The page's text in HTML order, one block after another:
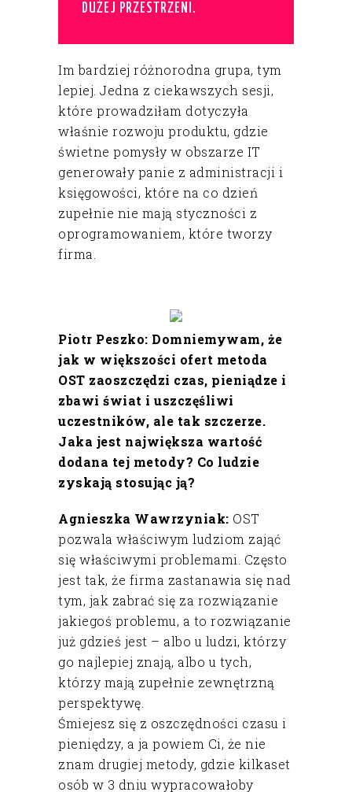
DUŻEJ PRZESTRZENI.
Im bardziej różnorodna grupa, tym
lepiej. Jedna z ciekawszych sesji,
które prowadziłam dotyczyła
właśnie rozwoju produktu, gdzie
świetne pomysły w obszarze IT
generowały panie z administracji i
księgowości, które na co dzień
zupełnie nie mają styczności z
oprogramowaniem, które tworzy
firma.
Piotr Peszko: Domniemywam, że
jak w większości ofert metoda
OST zaoszczędzi czas, pieniądze i
zbawi świat i uszczęśliwi
uczestników, ale tak szczerze.
Jaka jest największa wartość
dodana tej metody? Co ludzie
zyskają stosując ją?
Agnieszka Wawrzyniak: OST
pozwala właściwym ludziom zająć
się właściwymi problemami. Często
jest tak, że firma zastanawia się nad
tym, jak zabrać się za rozwiązanie
jakiegoś problemu, a to rozwiązanie
już gdzieś jest – albo u ludzi, którzy
go najlepiej znają, albo u tych,
którzy mają zupełnie zewnętrzną
perspektywę.
Śmiejesz się z oszczędności czasu i
pieniędzy, a ja powiem Ci, że nie
znam drugiej metody, gdzie kilkaset
osób w 3 dniu wypracowałoby